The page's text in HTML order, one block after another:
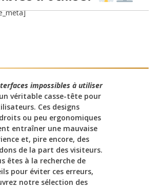
impossibles à utiliser
véritable casse-tête pour
Ces designs
ou peu ergonomiques
entraîner une mauvaise
et, pire encore, des
de la part des visiteurs.
êtes à la recherche de
pour éviter ces erreurs,
notre sélection des